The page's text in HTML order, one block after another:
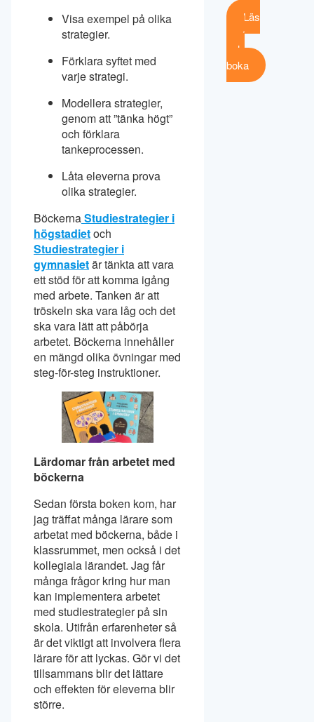
Visa exempel på olika
strategier.
Förklara syftet med
varje strategi.
Modellera strategier,
genom att ”tänka högt”
och förklara
tankeprocessen.
Låta eleverna prova
olika strategier.
BöckernaStudiestrategier i
högstadietoch
Studiestrategier i
gymnasietär tänkta att vara
ett stöd för att komma igång
med arbete. Tanken är att
tröskeln ska vara låg och det
ska vara lätt att påbörja
arbetet. Böckerna innehåller
en mängd olika övningar med
steg-för-steg instruktioner.
Lärdomar från arbetet med
böckerna
Sedan första boken kom, har
jag träffat många lärare som
arbetat med böckerna, både i
klassrummet, men också i det
kollegiala lärandet. Jag får
många frågor kring hur man
kan implementera arbetet
med studiestrategier på sin
skola. Utifrån erfarenheter så
är det viktigt att involvera flera
lärare för att lyckas. Gör vi det
tillsammans blir det lättare
och effekten för eleverna blir
större.
Läs
mer
och
boka